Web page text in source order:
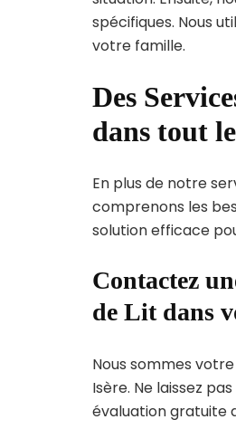
spécifiques. Nous
votre famille.
Des
dans tout
En plus de notre
comprenons les
solution efficace
Contactez
de Lit dans
Nous sommes
Isère. Ne laissez
évaluation gratuite